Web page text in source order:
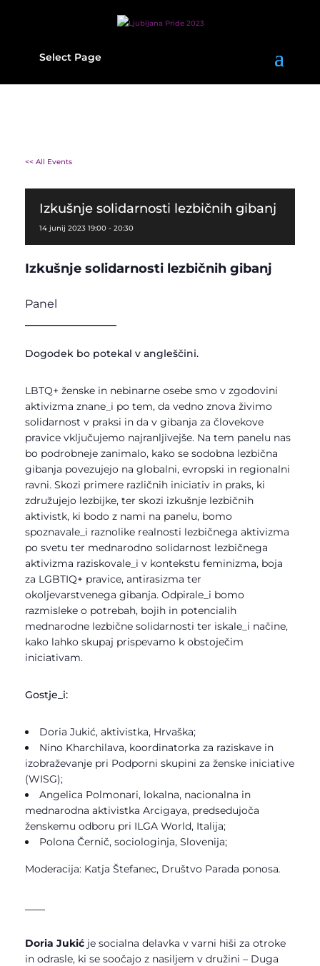
Select Page
<< All Events
Izkušnje solidarnosti lezbičnih gibanj
14 junij 2023 19:00 - 20:30
Izkušnje solidarnosti lezbičnih gibanj
Panel
Dogodek bo potekal v angleščini.
LBTQ+ ženske in nebinarne osebe smo v zgodovini
aktivizma znane_i po tem, da vedno znova živimo
solidarnost v praksi in da v gibanja za človekove
pravice vključujemo najranljivejše. Na tem panelu nas
bo podrobneje zanimalo, kako se sodobna lezbična
gibanja povezujejo na globalni, evropski in regionalni
ravni. Skozi primere različnih iniciativ in praks, ki
združujejo lezbijke, ter skozi izkušnje lezbičnih
aktivistk, ki bodo z nami na panelu, bomo
spoznavale_i raznolike realnosti lezbičnega aktivizma
po svetu ter mednarodno solidarnost lezbičnega
aktivizma raziskovale_i v kontekstu feminizma, boja
za LGBTIQ+ pravice, antirasizma ter
okoljevarstvenega gibanja. Odpirale_i bomo
razmisleke o potrebah, bojih in potencialih
mednarodne lezbične solidarnosti ter iskale_i načine,
kako lahko skupaj prispevamo k obstoječim
iniciativam.
Gostje_i:
Doria Jukić, aktivistka, Hrvaška;
Nino Kharchilava, koordinatorka za raziskave in
izobraževanje pri Podporni skupini za ženske iniciative
(WISG);
Angelica Polmonari, lokalna, nacionalna in
mednarodna aktivistka Arcigaya, predsedujoča
ženskemu odboru pri ILGA World, Italija;
Polona Černič, sociologinja, Slovenija;
Moderacija: Katja Štefanec, Društvo Parada ponosa.
Doria Jukić je socialna delavka v varni hiši za otroke
in odrasle, ki se soočajo z nasiljem v družini – Duga